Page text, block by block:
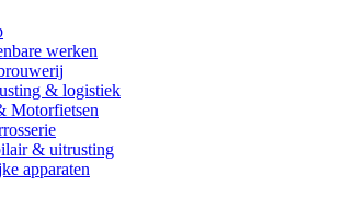
werken
& logistiek
Motorfietsen
& uitrusting
apparaten